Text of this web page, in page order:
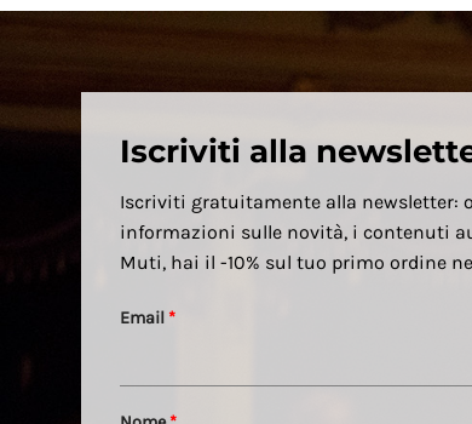
Iscriviti alla
Iscriviti gratuitamente alla newsletter:
informazioni sulle novità, i contenuti
Muti, hai il -10% sul tuo primo ordine
Email*